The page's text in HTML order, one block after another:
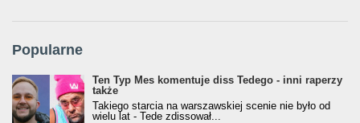
Popularne
Ten Typ Mes komentuje diss Tedego - inni raperzy
także
Takiego starcia na warszawskiej scenie nie było od
wielu lat - Tede zdissował...